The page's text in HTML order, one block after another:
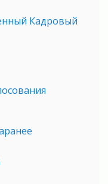
Кадровый